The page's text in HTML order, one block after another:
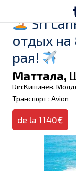
Sri
отдых на
рая!
Маттала,
Din:Кишинев,
Транспорт : Avion
de la 1140€